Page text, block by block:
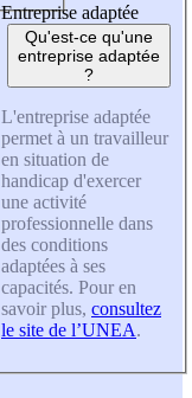
Entreprise adaptée
Qu'est-ce qu'une
entreprise adaptée
?
L'entreprise adaptée
permet à un travailleur
en situation de
handicap d'exercer
une activité
professionnelle dans
des conditions
adaptées à ses
capacités. Pour en
savoir plus, consultez
le site de l’UNEA.